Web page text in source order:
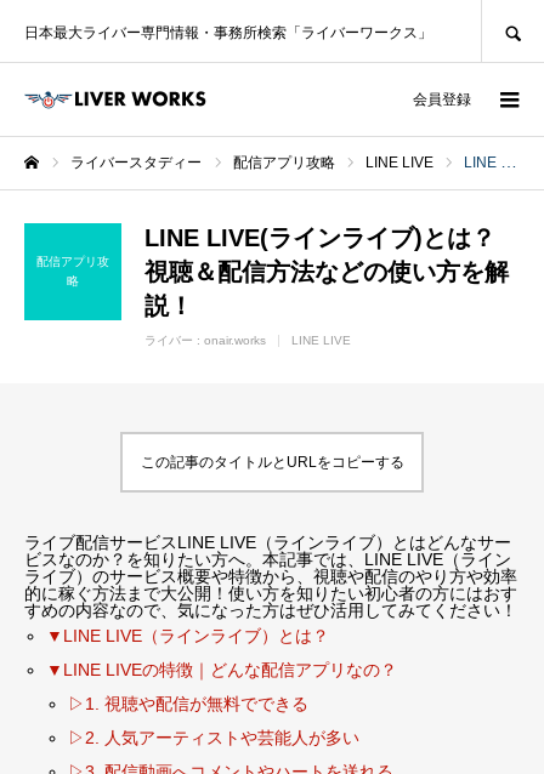
日本最大ライバー専門情報・事務所検索「ライバーワークス」
会員登録
ライバースタディー 配信アプリ攻略 LINE LIVE LINE LIVE(ラインライブ)とは？視聴＆配信方法などの使い方を解説！
配信アプリ攻
略
LINE LIVE(ラインライブ)とは？
視聴＆配信方法などの使い方を解
説！
ライバー : onair.works LINE LIVE
この記事のタイトルとURLをコピーする
ライブ配信サービスLINE LIVE（ラインライブ）とはどんなサー
ビスなのか？を知りたい方へ。本記事では、LINE LIVE（ライン
ライブ）のサービス概要や特徴から、視聴や配信のやり方や効率
的に稼ぐ方法まで大公開！使い方を知りたい初心者の方にはおす
すめの内容なので、気になった方はぜひ活用してみてください！
▼LINE LIVE（ラインライブ）とは？
▼LINE LIVEの特徴｜どんな配信アプリなの？
▷1. 視聴や配信が無料でできる
▷2. 人気アーティストや芸能人が多い